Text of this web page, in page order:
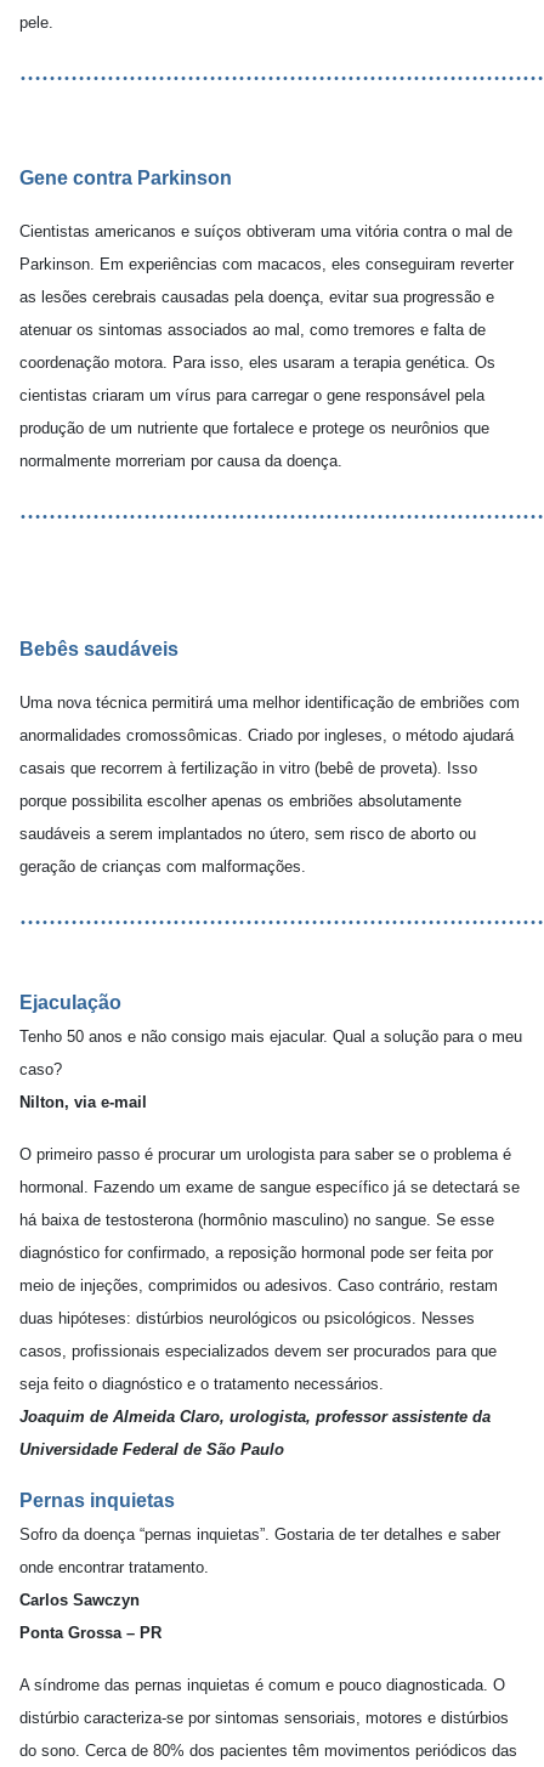
pele.
Gene contra Parkinson
Cientistas americanos e suíços obtiveram uma vitória contra o mal de
Parkinson. Em experiências com macacos, eles conseguiram reverter
as lesões cerebrais causadas pela doença, evitar sua progressão e
atenuar os sintomas associados ao mal, como tremores e falta de
coordenação motora. Para isso, eles usaram a terapia genética. Os
cientistas criaram um vírus para carregar o gene responsável pela
produção de um nutriente que fortalece e protege os neurônios que
normalmente morreriam por causa da doença.
Bebês saudáveis
Uma nova técnica permitirá uma melhor identificação de embriões com
anormalidades cromossômicas. Criado por ingleses, o método ajudará
casais que recorrem à fertilização in vitro (bebê de proveta). Isso
porque possibilita escolher apenas os embriões absolutamente
saudáveis a serem implantados no útero, sem risco de aborto ou
geração de crianças com malformações.
Ejaculação
Tenho 50 anos e não consigo mais ejacular. Qual a solução para o meu
caso?
Nilton, via e-mail
O primeiro passo é procurar um urologista para saber se o problema é
hormonal. Fazendo um exame de sangue específico já se detectará se
há baixa de testosterona (hormônio masculino) no sangue. Se esse
diagnóstico for confirmado, a reposição hormonal pode ser feita por
meio de injeções, comprimidos ou adesivos. Caso contrário, restam
duas hipóteses: distúrbios neurológicos ou psicológicos. Nesses
casos, profissionais especializados devem ser procurados para que
seja feito o diagnóstico e o tratamento necessários.
Joaquim de Almeida Claro, urologista, professor assistente da
Universidade Federal de São Paulo
Pernas inquietas
Sofro da doença “pernas inquietas”. Gostaria de ter detalhes e saber
onde encontrar tratamento.
Carlos Sawczyn
Ponta Grossa – PR
A síndrome das pernas inquietas é comum e pouco diagnosticada. O
distúrbio caracteriza-se por sintomas sensoriais, motores e distúrbios
do sono. Cerca de 80% dos pacientes têm movimentos periódicos das